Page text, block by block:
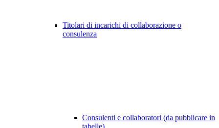
Titolari di incarichi di collaborazione o
consulenza
Consulenti e collaboratori (da pubblicare in